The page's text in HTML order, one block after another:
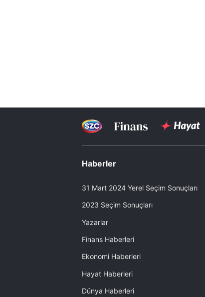
Haberler
31 Mart 2024 Yerel Seçim Sonuçları
2023 Seçim Sonuçları
Yazarlar
Finans Haberleri
Ekonomi Haberleri
Hayat Haberleri
Dünya Haberleri